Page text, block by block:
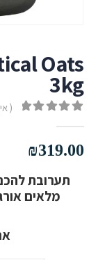
Oats
3kg
(
₪319.00